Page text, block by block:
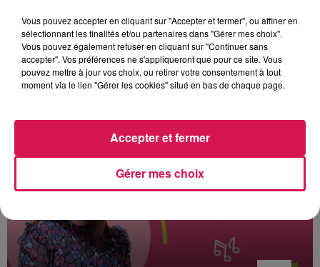
Emmanuela Bizzotto-Ravier, a participé ce week-end au
championnat de France des maîtres. Elle a remporté 5
médailles, dont deux titres en Or, et battu deux records de
France. La compétition se déroulait à Dunkerque.
Vous pouvez accepter en cliquant sur "Accepter et fermer", ou affiner en
sélectionnant les finalités et/ou partenaires dans "Gérer mes choix".
Vous pouvez également refuser en cliquant sur "Continuer sans
accepter". Vos préférences ne s'appliqueront que pour ce site. Vous
pouvez mettre à jour vos choix, ou retirer votre consentement à tout
moment via le lien "Gérer les cookies" situé en bas de chaque page.
Gérer mes choix
Accepter et fermer